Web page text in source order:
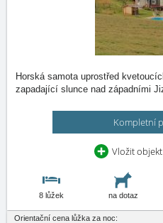
Horská samota uprostřed
zapadající slunce nad západními
Kompletní
Vložit
8 lůžek na dotaz
Orientační cena lůžka za noc: